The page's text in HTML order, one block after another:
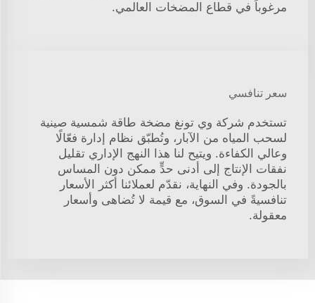
مرغوباً في قطاع المضخات العالمي.
سعر تنافسي
تستخدم شركة وي تونغ مضخة طاقة شمسية صينية
لسحب المياه من الآبار، وتُطبّق نظام إدارة فعّالًا
وعالي الكفاءة. ويتيح لنا هذا النهج الإداري تقليل
نفقات الإنتاج إلى أدنى حدٍّ ممكن دون المساس
بالجودة. وفي النهاية، نقدّم لعملائنا أكثر الأسعار
تنافسيةً في السوق، مع قيمة لا تُضاهى وأسعار
معقولة.